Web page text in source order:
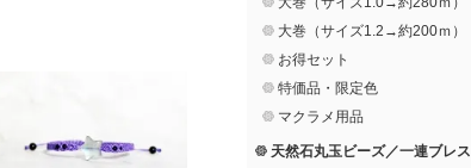
大巻（サイズ1.2→約200ｍ）
お得セット
特価品・限定色
マクラメ用品
天然石丸玉ビーズ／一連ブレス